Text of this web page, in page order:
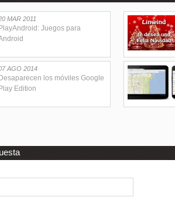
MAR 2011
PlayAndroid: Juegos para
AGO 2014
Desaparecen los móviles Google
Play Edition